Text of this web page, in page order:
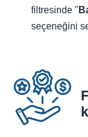
filtresinde "
seçeneğini